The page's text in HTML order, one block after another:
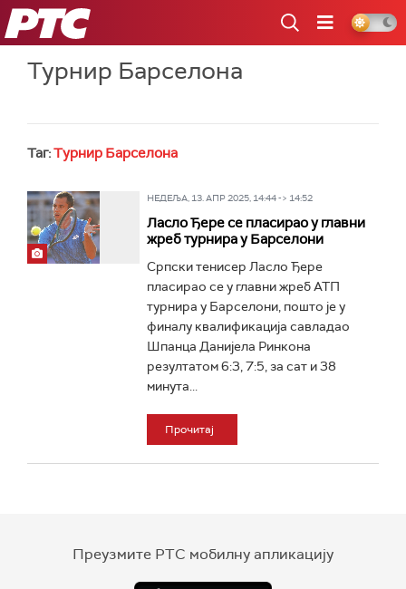
РТС
Турнир Барселона
Таг:Турнир Барселона
НЕДЕЉА, 13. АПР 2025, 14:44 -> 14:52
Ласло Ђере се пласирао у главни
жреб турнира у Барселони
Српски тенисер Ласло Ђере
пласирао се у главни жреб АТП
турнира у Барселони, пошто је у
финалу квалификација савладао
Шпанца Данијела Ринкона
резултатом 6:3, 7:5, за сат и 38
минута...
Прочитај
Преузмите РТС мобилну апликацију